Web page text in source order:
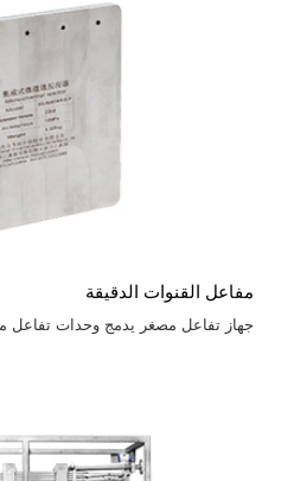
مفاعل القنوات الدقيقة
جهاز تفاعل مصغر يدمج وحدات تفاعل